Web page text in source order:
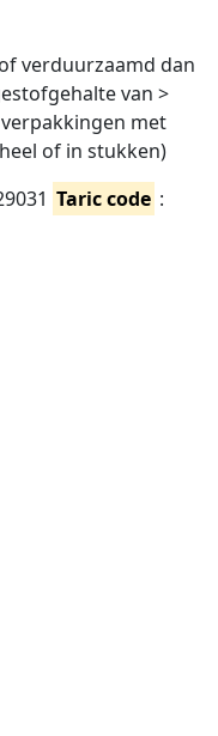
verduurzaamd dan
van >
met
of in stukken)
Taric code :